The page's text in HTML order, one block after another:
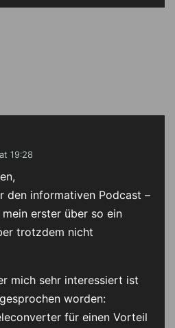
19:28
den informativen Podcast –
erster über so ein
trotzdem nicht
mich sehr interessiert ist
worden:
für einen Vorteil